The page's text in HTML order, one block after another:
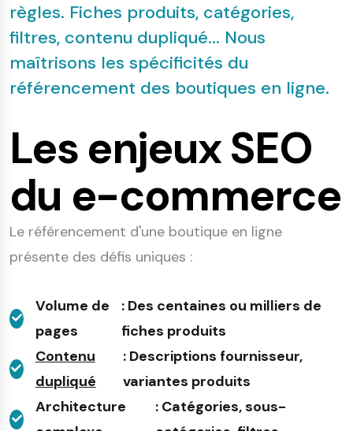
règles. Fiches produits, catégories,
filtres, contenu dupliqué... Nous
maîtrisons les spécificités du
référencement des boutiques en ligne.
Les enjeux SEO
du e-commerce
Le référencement d'une boutique en ligne
présente des défis uniques :
Volume de
pages
: Des centaines ou milliers de
fiches produits
Contenu
dupliqué
: Descriptions fournisseur,
variantes produits
Architecture
: Catégories, sous-